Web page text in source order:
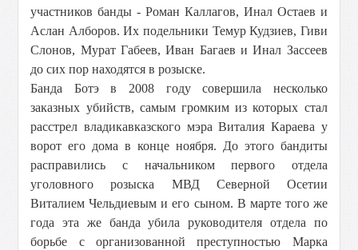
участников банды - Роман Каллагов, Инал Остаев и
Аслан Алборов. Их подельники Темур Кудзиев, Гиви
Слонов, Мурат Габеев, Иван Багаев и Инал Зассеев
до сих пор находятся в розыске.
Банда Ботэ в 2008 году совершила несколько
заказных убийств, самым громким из которых стал
расстрел владикавказского мэра Виталия Караева у
ворот его дома в конце ноября. До этого бандиты
расправились с начальником первого отдела
уголовного розыска МВД Северной Осетии
Виталием Чельдиевым и его сыном. В марте того же
года эта же банда убила руководителя отдела по
борьбе с организованной преступностью Марка